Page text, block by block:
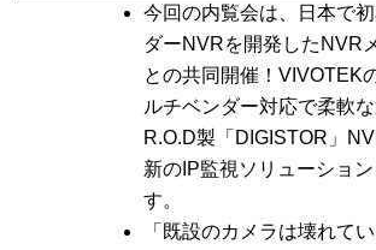
今回の内覧会は、日本で
ダーNVRを開発したNVR
との共同開催！VIVOTEK
ルチベンダー対応で柔軟
R.O.D製「DIGISTOR」
新のIP監視ソリューショ
す。
「既設のカメラは壊れて